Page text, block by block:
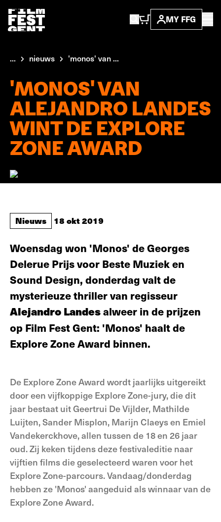
MY FFG
... nieuws 'monos' van ...
'MONOS' VAN
ALEJANDRO LANDES
WINT DE EXPLORE
ZONE AWARD
Nieuws 18 okt 2019
Woensdag won 'Monos' de Georges
Delerue Prijs voor Beste Muziek en
Sound Design, donderdag valt de
mysterieuze thriller van regisseur
Alejandro Landesalweer in de prijzen
op Film Fest Gent: 'Monos' haalt de
Explore Zone Award binnen.
De Explore Zone Award wordt jaarlijks uitgereikt
door een vijfkoppige Explore Zone-jury, die dit
jaar bestaat uit Geertrui De Vijlder, Mathilde
Luijten, Sander Misplon, Marijn Claeys en Emiel
Vandekerckhove, allen tussen de 18 en 26 jaar
oud. Zij keken tijdens deze festivaleditie naar
vijftien films die geselecteerd waren voor het
Explore Zone-parcours. Vandaag/donderdag
hebben ze 'Monos' aangeduid als winnaar van de
Explore Zone Award.